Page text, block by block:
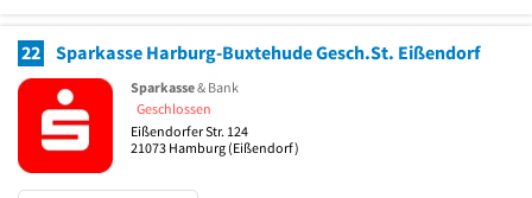
22 Sparkasse Harburg-Buxtehude Gesch.St. Eißendorf
Sparkasse& Bank
Geschlossen
Eißendorfer Str. 124
21073 Hamburg (Eißendorf)